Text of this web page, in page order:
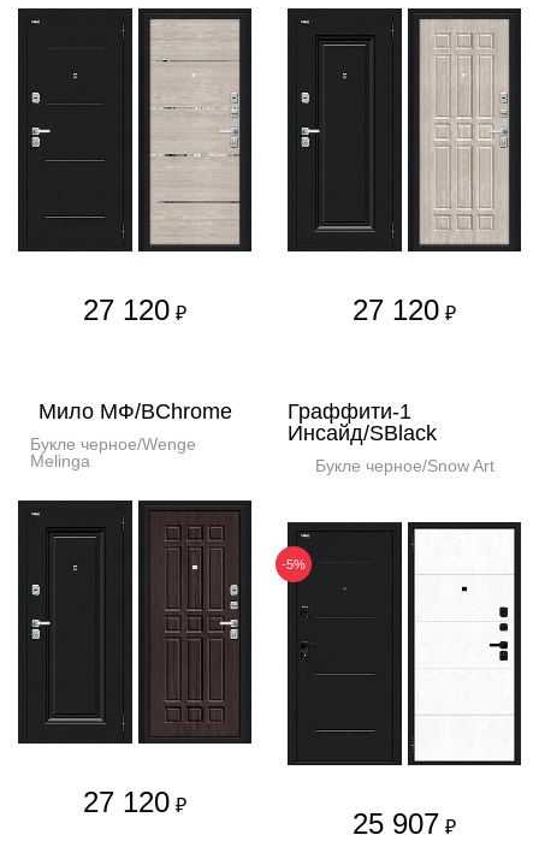
27 120 ₽ 27 120 ₽
Мило МФ/BChrome
Букле черное/Wenge
Melinga
27 120 ₽
Граффити-1
Инсайд/SBlack
Букле черное/Snow Art
-5%
25 907 ₽